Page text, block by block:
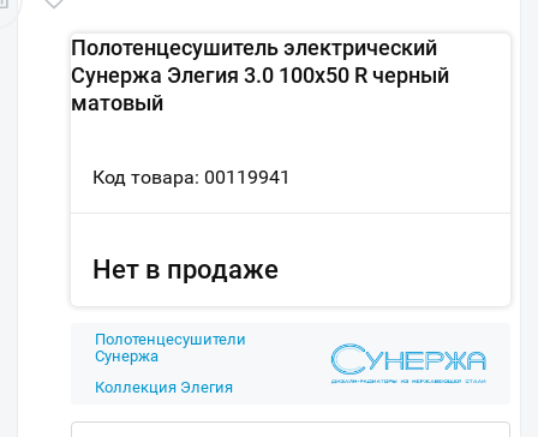
Полотенцесушитель электрический
Сунержа Элегия 3.0 100х50 R черный
матовый
Код товара: 00119941
Нет в продаже
Полотенцесушители
Сунержа
Коллекция Элегия